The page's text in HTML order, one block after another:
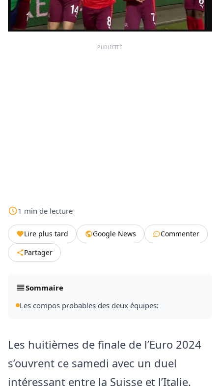
PUBLICITÉ
1 min de lecture
Lire plus tard Google News
Commenter
Partager
Sommaire
Les compos probables des deux équipes:
Les huitièmes de finale de l’Euro 2024
s’ouvrent ce samedi avec un duel
intéressant entre la Suisse et l’Italie.